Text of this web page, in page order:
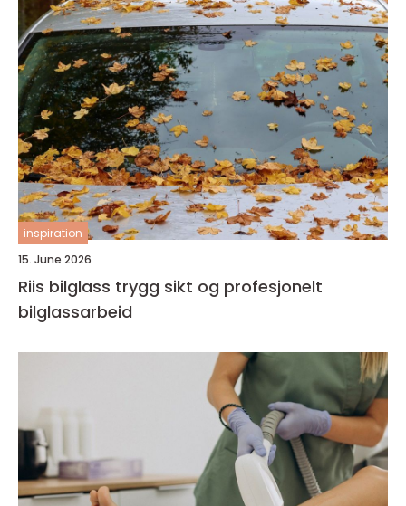
inspiration
15. June 2026
Riis bilglass trygg sikt og profesjonelt
bilglassarbeid